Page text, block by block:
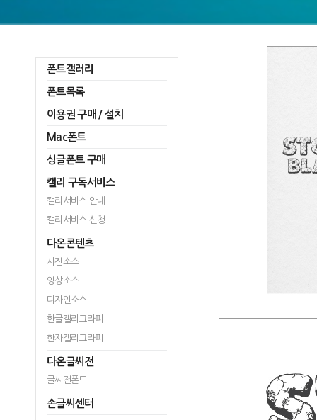
폰트갤러리
폰트목록
이용권 구매 / 설치
Mac폰트
싱글폰트 구매
캘리 구독서비스
캘리서비스 안내
캘리서비스 신청
다온콘텐츠
사진소스
영상소스
디자인소스
한글캘리그라피
한자캘리그라피
다온글씨전
글씨전폰트
손글씨센터